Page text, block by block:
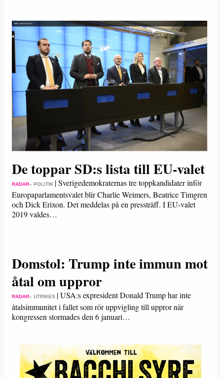
De toppar SD:s lista till EU-valet
RADAR– POLITIK |Sverigedemokraternas tre toppkandidater inför
Europaparlamentsvalet blir Charlie Weimers, Beatrice Timgren
och Dick Erixon. Det meddelas på en pressträff. I EU-valet
2019 valdes…
Domstol: Trump inte immun mot
åtal om uppror
RADAR– UTRIKES |USA:s expresident Donald Trump har inte
åtalsimmunitet i fallet som rör uppvigling till uppror när
kongressen stormades den 6 januari…